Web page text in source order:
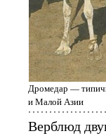
Дромедар —
и Малой Азии
Верблюд